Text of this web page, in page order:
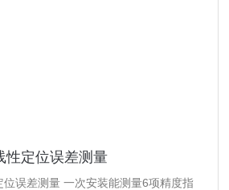
性定位误差测量
位误差测量 一次安装能测量6项精度指